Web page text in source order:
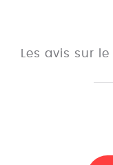
Les avis sur